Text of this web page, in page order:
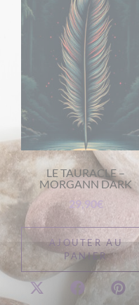
LE TAURACLE –
MORGANN DARK
29,90€
AJOUTER AU
PANIER